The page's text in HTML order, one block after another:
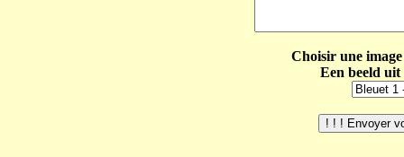
Choisir une
Een beeld